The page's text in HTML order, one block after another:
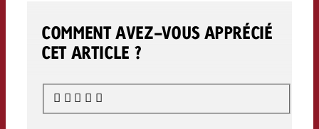
COMMENT AVEZ-VOUS APPRÉCIÉ
CET ARTICLE ?